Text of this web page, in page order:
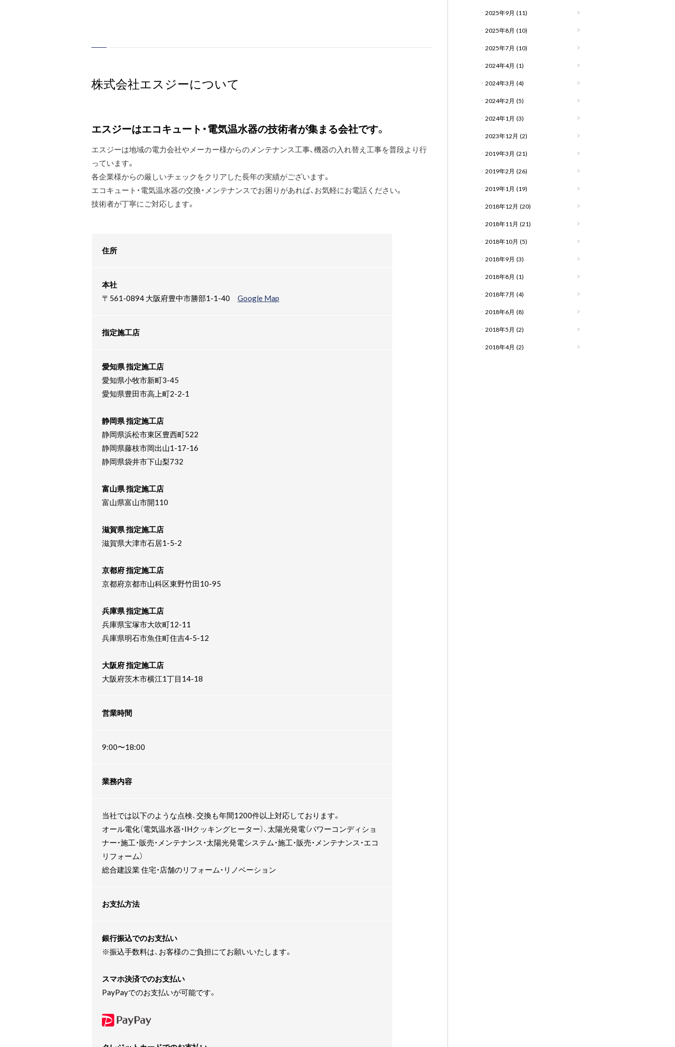
株式会社エスジーについて
エスジーはエコキュート・電気温水器の技術者が集まる会社です。
エスジーは地域の電力会社やメーカー様からのメンテナンス工事、機器の入れ替え工事を普段より行
っています。
各企業様からの厳しいチェックをクリアした長年の実績がございます。
エコキュート・電気温水器の交換・メンテナンスでお困りがあれば、お気軽にお電話ください。
技術者が丁寧にご対応します。
住所
本社
〒561-0894 大阪府豊中市勝部1-1-40 Google Map
指定施工店
愛知県 指定施工店
愛知県小牧市新町3-45
愛知県豊田市高上町2-2-1
静岡県 指定施工店
静岡県浜松市東区豊西町522
静岡県藤枝市岡出山1-17-16
静岡県袋井市下山梨732
富山県 指定施工店
富山県富山市開110
滋賀県 指定施工店
滋賀県大津市石居1-5-2
京都府 指定施工店
京都府京都市山科区東野竹田10-95
兵庫県 指定施工店
兵庫県宝塚市大吹町12-11
兵庫県明石市魚住町住吉4-5-12
大阪府 指定施工店
大阪府茨木市横江1丁目14-18
営業時間
9:00〜18:00
業務内容
当社では以下のような点検、交換も年間1200件以上対応しております。
オール電化（電気温水器・IHクッキングヒーター）、太陽光発電（パワーコンディショ
ナー・施工・販売・メンテナンス・太陽光発電システム・施工・販売・メンテナンス・エコ
リフォーム）
総合建設業 住宅・店舗のリフォーム・リノベーション
お支払方法
銀行振込でのお支払い
※振込手数料は、お客様のご負担にてお願いいたします。
スマホ決済でのお支払い
PayPayでのお支払いが可能です。
2025年9月 (11)
2025年8月 (10)
2025年7月 (10)
2024年4月 (1)
2024年3月 (4)
2024年2月 (5)
2024年1月 (3)
2023年12月 (2)
2019年3月 (21)
2019年2月 (26)
2019年1月 (19)
2018年12月 (20)
2018年11月 (21)
2018年10月 (5)
2018年9月 (3)
2018年8月 (1)
2018年7月 (4)
2018年6月 (8)
2018年5月 (2)
2018年4月 (2)